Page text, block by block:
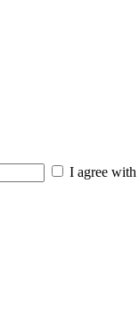
I agree with